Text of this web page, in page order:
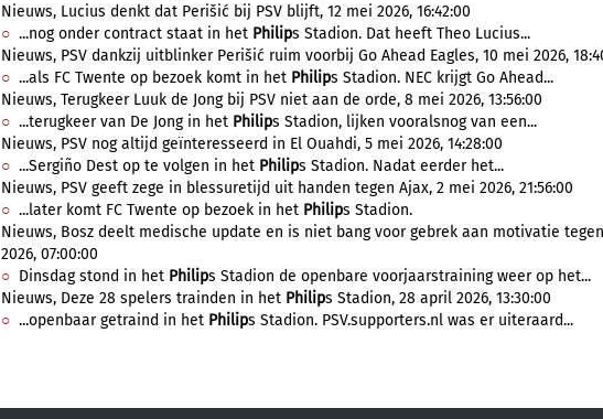
Nieuws, Lucius denkt dat Perišić bij PSV blijft, 12 mei 2026, 16:42:00
...nog onder contract staat in het Philips Stadion. Dat heeft Theo Lucius...
Nieuws, PSV dankzij uitblinker Perišić ruim voorbij Go Ahead Eagles, 10 mei 2026,
...als FC Twente op bezoek komt in het Philips Stadion. NEC krijgt Go Ahead...
Nieuws, Terugkeer Luuk de Jong bij PSV niet aan de orde, 8 mei 2026, 13:56:00
...terugkeer van De Jong in het Philips Stadion, lijken vooralsnog van een...
Nieuws, PSV nog altijd geïnteresseerd in El Ouahdi, 5 mei 2026, 14:28:00
...Sergiño Dest op te volgen in het Philips Stadion. Nadat eerder het...
Nieuws, PSV geeft zege in blessuretijd uit handen tegen Ajax, 2 mei 2026, 21:56:00
...later komt FC Twente op bezoek in het Philips Stadion.
Nieuws, Bosz deelt medische update en is niet bang voor gebrek aan motivatie
2026, 07:00:00
Dinsdag stond in het Philips Stadion de openbare voorjaarstraining weer op het...
Nieuws, Deze 28 spelers trainden in het Philips Stadion, 28 april 2026, 13:30:00
...openbaar getraind in het Philips Stadion. PSV.supporters.nl was er uiteraard...